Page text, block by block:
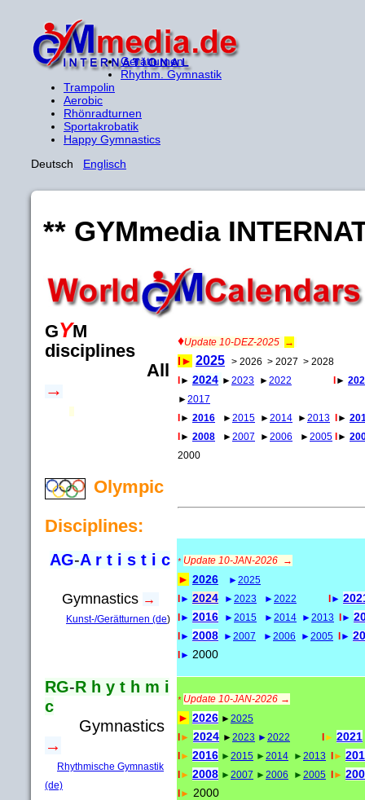
Gerätturnen
Rhythm. Gymnastik
Trampolin
Aerobic
Rhönradturnen
Sportakrobatik
Happy Gymnastics
Deutsch Englisch
** GYMmedia
GYM
disciplines
All
→
♦Update 10-DEZ-2025 →
I► 2025 > 2026 > 2027 > 2028
I► 2024 ►2023 ►2022 I►
►2017
I► 2016 ►2015 ►2014 ►2013 I►
I► 2008 ►2007 ►2006 ►2005 I►
2000
Olympic
Disciplines:
AG-A r t i s t i c
Gymnastics →
Kunst-/Gerätturnen (de)
* Update 10-JAN-2026 →
► 2026 ►2025
I► 2024 ►2023 ►2022 I►
I► 2016 ►2015 ►2014 ►2013 I►
I► 2008 ►2007 ►2006 ►2005 I►
I► 2000
RG-R h y t h m i
c
Gymnastics
→
Rhythmische Gymnastik
(de)
* Update 10-JAN-2026 →
► 2026 ►2025
I► 2024 ►2023 ►2022 I► 2021
I► 2016 ► 2015 ► 2014 ► 2013 I►
I► 2008 ► 2007 ► 2006 ► 2005 I►
I► 2000